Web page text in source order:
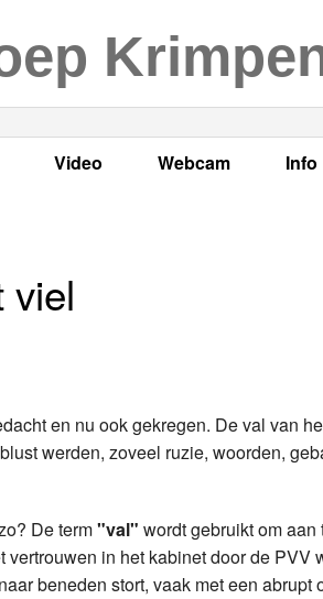
Video
Video Krimpen aan den IJssel
Webcam Info
viel
en nu ook gekregen. De val van
werden, zoveel ruzie, woorden,
De term"val" wordt gebruikt om
in het kabinet door de PVV
beneden stort, vaak met een abrupt